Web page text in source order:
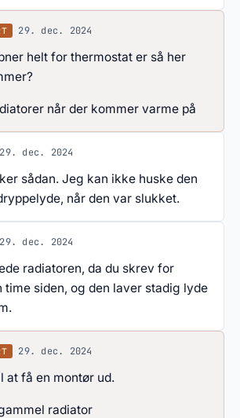
29. dec. 2024
helt for thermostat er så her
når der kommer varme på
29. dec. 2024
sådan. Jeg kan ikke huske den
når den var slukket.
29. dec. 2024
radiatoren, da du skrev for
time siden, og den laver stadig lyde
29. dec. 2024
at få en montør ud.
radiator